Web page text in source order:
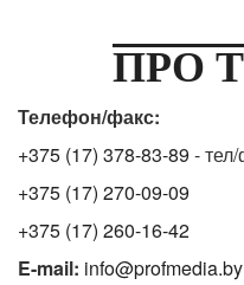
ПРО
Телефон/факс:
+375 (17) 378-83-89 -
+375 (17) 270-09-09
+375 (17) 260-16-42
E-mail: info@profmedia.by